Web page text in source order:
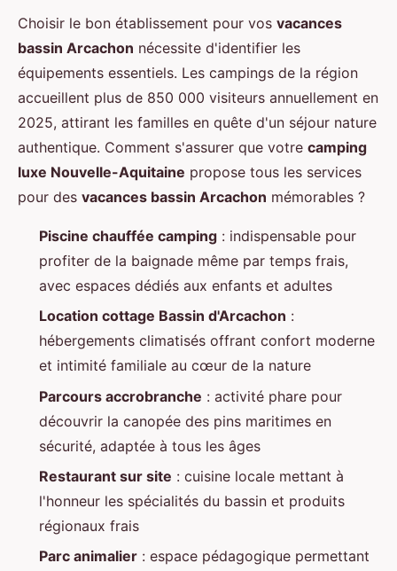
Choisir le bon établissement pour vos vacances
bassin Arcachon nécessite d'identifier les
équipements essentiels. Les campings de la région
accueillent plus de 850 000 visiteurs annuellement en
2025, attirant les familles en quête d'un séjour nature
authentique. Comment s'assurer que votre camping
luxe Nouvelle-Aquitaine propose tous les services
pour des vacances bassin Arcachon mémorables ?
Piscine chauffée camping : indispensable pour
profiter de la baignade même par temps frais,
avec espaces dédiés aux enfants et adultes
Location cottage Bassin d'Arcachon :
hébergements climatisés offrant confort moderne
et intimité familiale au cœur de la nature
Parcours accrobranche : activité phare pour
découvrir la canopée des pins maritimes en
sécurité, adaptée à tous les âges
Restaurant sur site : cuisine locale mettant à
l'honneur les spécialités du bassin et produits
régionaux frais
Parc animalier : espace pédagogique permettant